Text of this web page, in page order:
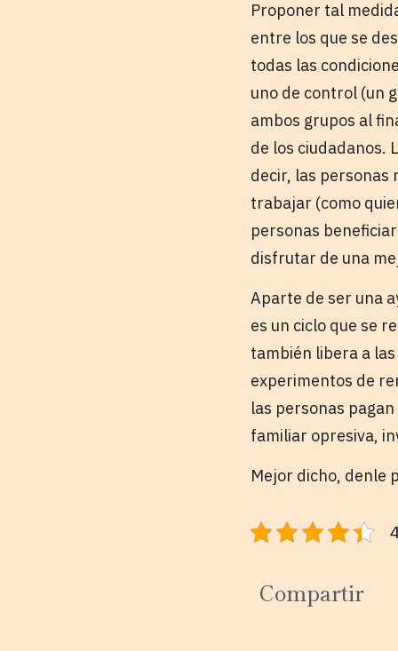
Proponer tal
entre los que se
todas las
uno de control (un
ambos grupos al
de los ciudadanos.
decir, las personas
trabajar (como
personas
disfrutar de una
Aparte de ser una
es un ciclo que se
también libera a
experimentos de
las personas
familiar opresiva,
Mejor dicho, denle
Compartir